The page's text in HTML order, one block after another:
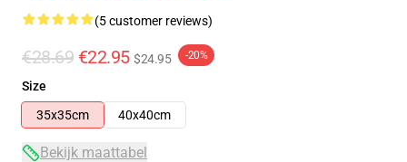
(5 customer reviews)
€28.69 €22.95 $24.95 -20%
Size
35x35cm
40x40cm
Bekijk maattabel